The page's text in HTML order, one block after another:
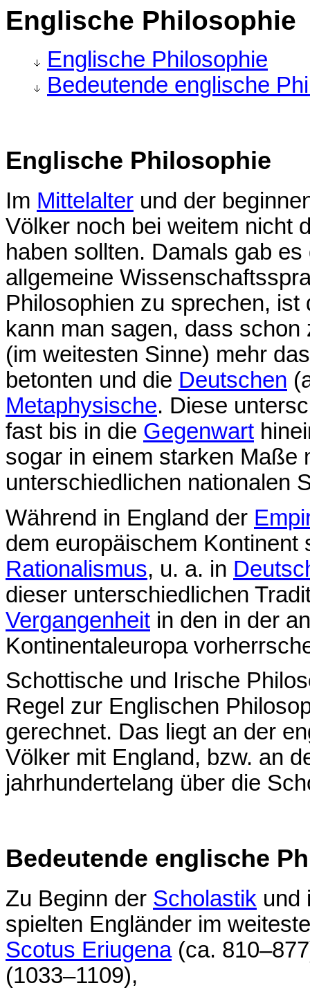
Englische Philosophie
Englische Philosophie
Bedeutende englische
Englische Philosophie
Im Mittelalter und der
Völker noch bei weitem nicht
haben sollten. Damals gab
allgemeine
Philosophien zu sprechen,
kann man sagen, dass
(im weitesten Sinne) mehr
betonten und die Deutschen
Metaphysische. Diese
fast bis in die Gegenwart
sogar in einem starken Maße
unterschiedlichen nationalen
Während in England der
dem europäischem
Rationalismus, u. a. in
dieser unterschiedlichen
Vergangenheit in den in der
Kontinentaleuropa
Schottische und Irische
Regel zur Englischen
gerechnet. Das liegt an der
Völker mit England, bzw. an
jahrhundertelang über die
Bedeutende englische
Zu Beginn der Scholastik und
spielten Engländer im
Scotus Eriugena(ca.
(1033–1109),